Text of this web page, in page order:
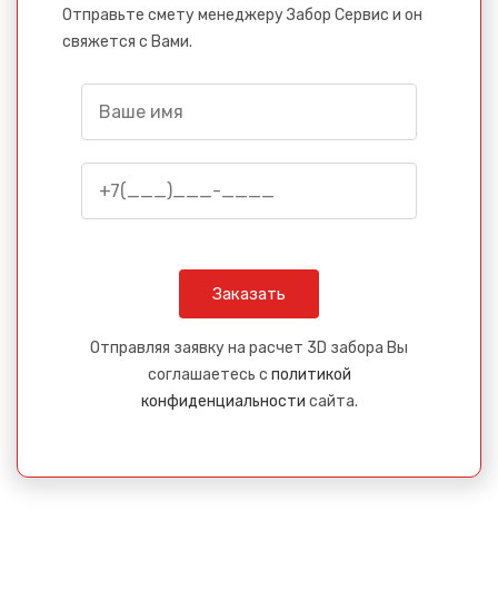
Отправьте смету менеджеру Забор Сервис и он
свяжется с Вами.
Отправляя заявку на расчет 3D забора Вы
соглашаетесь с политикой
конфиденциальности сайта.